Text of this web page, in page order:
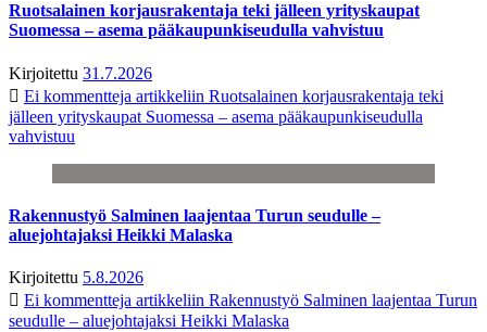
Ruotsalainen korjausrakentaja teki jälleen yrityskaupat
Suomessa – asema pääkaupunkiseudulla vahvistuu
Kirjoitettu 31.7.2026
Ei kommentteja artikkeliin Ruotsalainen korjausrakentaja teki
jälleen yrityskaupat Suomessa – asema pääkaupunkiseudulla
vahvistuu
Rakennustyö Salminen laajentaa Turun seudulle –
aluejohtajaksi Heikki Malaska
Kirjoitettu 5.8.2026
Ei kommentteja artikkeliin Rakennustyö Salminen laajentaa Turun
seudulle – aluejohtajaksi Heikki Malaska